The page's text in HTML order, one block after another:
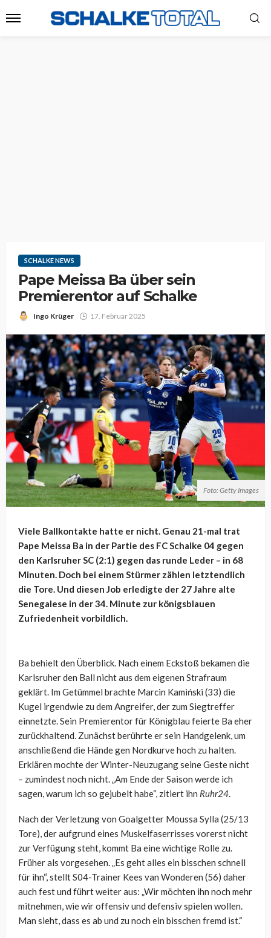
SCHALKE NEWS
Pape Meissa Ba über sein
Premierentor auf Schalke
Ingo Krüger 17. Februar 2025
Foto: Getty Images
Viele Ballkontakte hatte er nicht. Genau 21-mal trat
Pape Meissa Ba in der Partie des FC Schalke 04 gegen
den Karlsruher SC (2:1) gegen das runde Leder – in 68
Minuten. Doch bei einem Stürmer zählen letztendlich
die Tore. Und diesen Job erledigte der 27 Jahre alte
Senegalese in der 34. Minute zur königsblauen
Zufriedenheit vorbildlich.
Ba behielt den Überblick. Nach einem Eckstoß bekamen die
Karlsruher den Ball nicht aus dem eigenen Strafraum
geklärt. Im Getümmel brachte Marcin Kamiński (33) die
Kugel irgendwie zu dem Angreifer, der zum Siegtreffer
einnetzte. Sein Premierentor für Königblau feierte Ba eher
zurückhaltend. Zunächst berührte er sein Handgelenk, um
anschließend die Hände gen Nordkurve hoch zu halten.
Erklären mochte der Winter-Neuzugang seine Geste nicht
– zumindest noch nicht. „Am Ende der Saison werde ich
sagen, warum ich so gejubelt habe“, zitiert ihn Ruhr24.
Nach der Verletzung von Goalgetter Moussa Sylla (25/13
Tore), der aufgrund eines Muskelfaserrisses vorerst nicht
zur Verfügung steht, kommt Ba eine wichtige Rolle zu.
Früher als vorgesehen. „Es geht alles ein bisschen schnell
für ihn“, stellt S04-Trainer Kees van Wonderen (56) daher
auch fest und führt weiter aus: „Wir möchten ihn noch mehr
mitnehmen, wie wir offensiv und defensiv spielen wollen.
Man sieht, dass es ab und zu noch ein bisschen fremd ist.“